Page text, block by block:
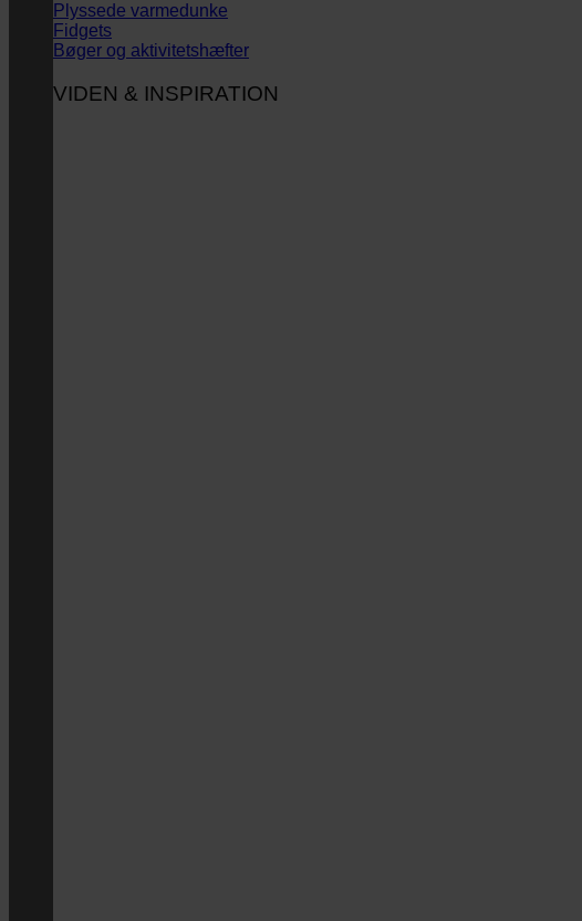
Plyssede varmedunke
Fidgets
Bøger og aktivitetshæfter
VIDEN & INSPIRATION